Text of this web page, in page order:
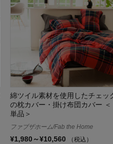
綿ツイル素材を使用したチェッ
の枕カバー・掛け布団カバー ＜
単品＞
ファブザホーム/Fab the Home
¥1,980～¥10,560
（税込）